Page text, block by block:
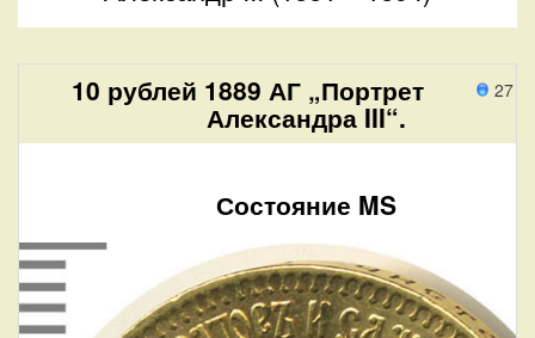
27
10 рублей 1889 АГ „Портрет
Александра III“.
Состояние MS